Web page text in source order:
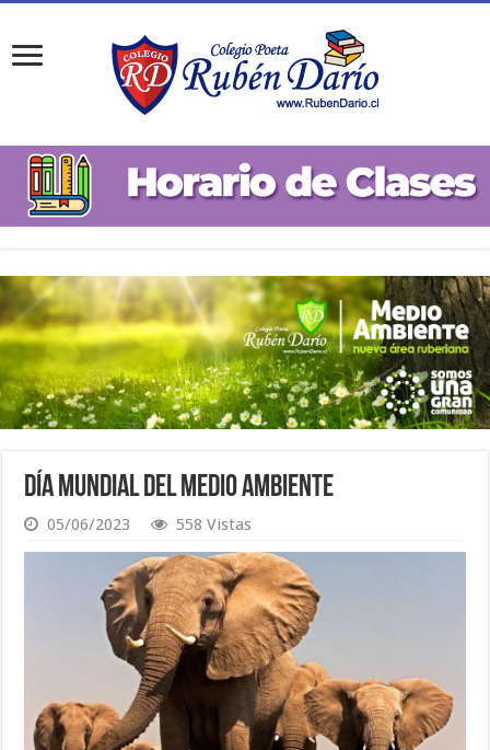
Día Mundial del Medio Ambiente
05/06/2023 558 Vistas